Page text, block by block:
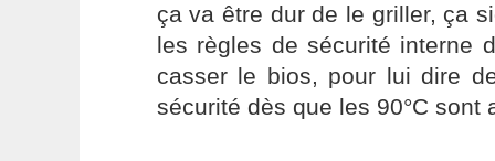
ça va être dur de le griller, ça
les règles de sécurité interne
casser le bios, pour lui dire
sécurité dès que les 90°C sont